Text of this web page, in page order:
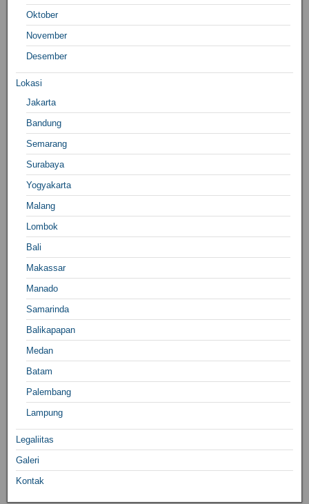
Oktober
November
Desember
Lokasi
Jakarta
Bandung
Semarang
Surabaya
Yogyakarta
Malang
Lombok
Bali
Makassar
Manado
Samarinda
Balikapapan
Medan
Batam
Palembang
Lampung
Legaliitas
Galeri
Kontak